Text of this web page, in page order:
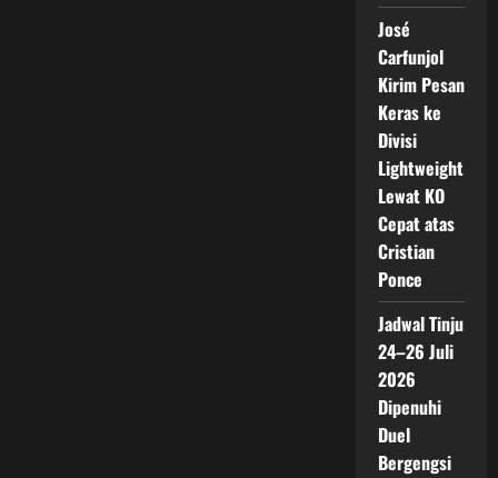
José
Carfunjol
Kirim Pesan
Keras ke
Divisi
Lightweight
Lewat KO
Cepat atas
Cristian
Ponce
Jadwal Tinju
24–26 Juli
2026
Dipenuhi
Duel
Bergengsi